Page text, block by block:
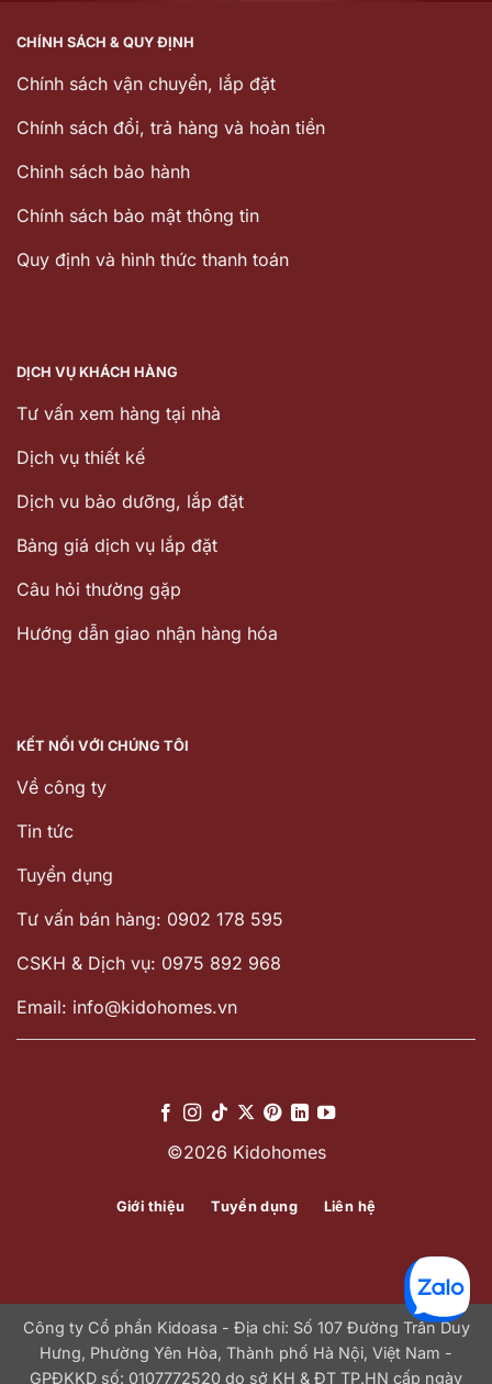
CHÍNH SÁCH & QUY ĐỊNH
Chính sách vận chuyển, lắp đặt
Chính sách đổi, trả hàng và hoàn tiền
Chinh sách bảo hành
Chính sách bảo mật thông tin
Quy định và hình thức thanh toán
DỊCH VỤ KHÁCH HÀNG
Tư vấn xem hàng tại nhà
Dịch vụ thiết kế
Dịch vu bảo dưỡng, lắp đặt
Bảng giá dịch vụ lắp đặt
Câu hỏi thường gặp
Hướng dẫn giao nhận hàng hóa
KẾT NỐI VỚI CHÚNG TÔI
Về công ty
Tin tức
Tuyển dụng
Tư vấn bán hàng: 0902 178 595
CSKH & Dịch vụ: 0975 892 968
Email: info@kidohomes.vn
©2026 Kidohomes
Giới thiệu Tuyển dụng Liên hệ
Công ty Cổ phần Kidoasa - Địa chỉ: Số 107 Đường Trần Duy
Hưng, Phường Yên Hòa, Thành phố Hà Nội, Việt Nam -
GPĐKKD số: 0107772520 do sở KH & ĐT TP.HN cấp ngày